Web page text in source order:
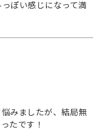
ぽい感じになって満
みましたが、結局無
たです！